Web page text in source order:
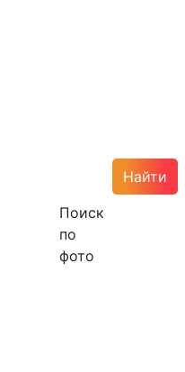
Поиск
по
фото
Найти